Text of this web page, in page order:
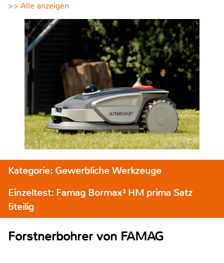
>> Alle anzeigen
Kategorie: Gewerbliche Werkzeuge
Einzeltest: Famag Bormax³ HM prima Satz
5teilig
Forstnerbohrer von FAMAG